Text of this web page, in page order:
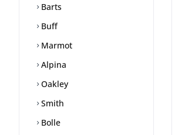
Barts
Buff
Marmot
Alpina
Oakley
Smith
Bolle